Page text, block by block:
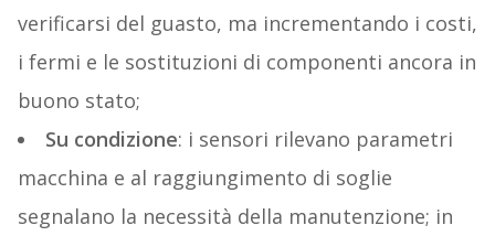
verificarsi del guasto, ma incrementando i costi,
i fermi e le sostituzioni di componenti ancora in
buono stato;
Su condizione: i sensori rilevano parametri
macchina e al raggiungimento di soglie
segnalano la necessità della manutenzione; in